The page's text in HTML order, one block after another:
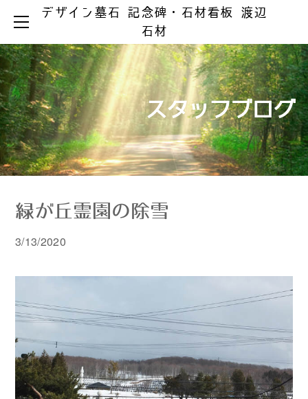
デザイン墓石 記念碑・石材看板 渡辺
石材
スタッフブログ
緑が丘霊園の除雪
3/13/2020
HOME
お墓ができるまで
お墓の知識
お手入れとマナー
製品ラインアップ
デザイン墓石
和型墓石
洋型・和洋型墓石
彫刻・石材看板
お墓のリフォーム
リフォーム事例集
器具の取替え
文字の色入れ
メジ補修・積替え
クリーニング
墓 誌
墓じまい
納骨の仕方
会社案内
霊園情報
お問い合わせ